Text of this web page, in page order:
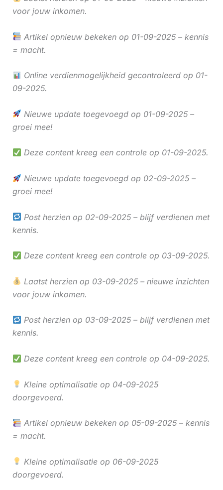
voor jouw inkomen.
Artikel opnieuw bekeken op 01-09-2025 – kennis
= macht.
Online verdienmogelijkheid gecontroleerd op 01-
09-2025.
Nieuwe update toegevoegd op 01-09-2025 –
groei mee!
Deze content kreeg een controle op 01-09-2025.
Nieuwe update toegevoegd op 02-09-2025 –
groei mee!
Post herzien op 02-09-2025 – blijf verdienen met
kennis.
Deze content kreeg een controle op 03-09-2025.
Laatst herzien op 03-09-2025 – nieuwe inzichten
voor jouw inkomen.
Post herzien op 03-09-2025 – blijf verdienen met
kennis.
Deze content kreeg een controle op 04-09-2025.
Kleine optimalisatie op 04-09-2025
doorgevoerd.
Artikel opnieuw bekeken op 05-09-2025 – kennis
= macht.
Kleine optimalisatie op 06-09-2025
doorgevoerd.